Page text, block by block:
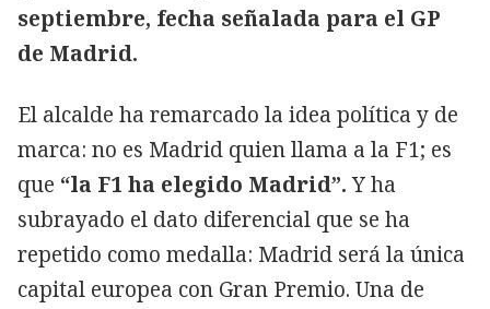
septiembre, fecha señalada para el GP
de Madrid.
El alcalde ha remarcado la idea política y de
marca: no es Madrid quien llama a la F1; es
que “la F1 ha elegido Madrid”.Y ha
subrayado el dato diferencial que se ha
repetido como medalla: Madrid será la única
capital europea con Gran Premio. Una de